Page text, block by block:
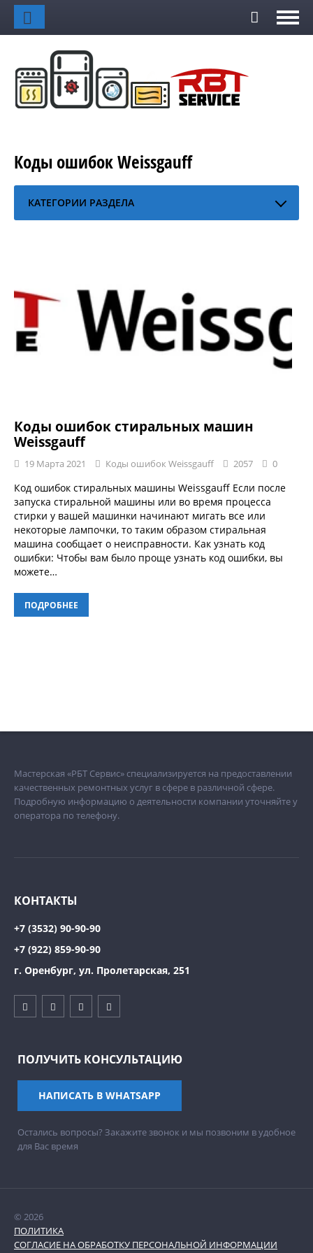
Коды ошибок Weissgauff
КАТЕГОРИИ РАЗДЕЛА
Коды ошибок стиральных машин
Weissgauff
19 Марта 2021 Коды ошибок Weissgauff 2057 0
Код ошибок стиральных машины Weissgauff Если после
запуска стиральной машины или во время процесса
стирки у вашей машинки начинают мигать все или
некоторые лампочки, то таким образом стиральная
машина сообщает о неисправности. Как узнать код
ошибки: Чтобы вам было проще узнать код ошибки, вы
можете…
ПОДРОБНЕЕ
Мастерская «РБТ Сервис» специализируется на предоставлении
качественных ремонтных услуг в сфере в различной сфере.
Подробную информацию о деятельности компании уточняйте у
оператора по телефону.
КОНТАКТЫ
+7 (3532) 90-90-90
+7 (922) 859-90-90
г. Оренбург, ул. Пролетарская, 251
ПОЛУЧИТЬ КОНСУЛЬТАЦИЮ
НАПИСАТЬ В WHATSAPP
Остались вопросы? Закажите звонок и мы позвоним в удобное
для Вас время
© 2026
ПОЛИТИКА
СОГЛАСИЕ НА ОБРАБОТКУ ПЕРСОНАЛЬНОЙ ИНФОРМАЦИИ